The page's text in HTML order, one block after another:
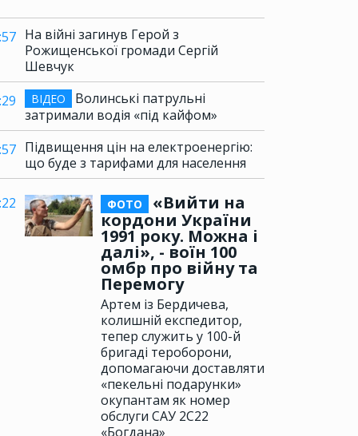
На війні загинув Герой з
Рожищенської громади Сергій
Шевчук
ВІДЕО
Волинські патрульні
затримали водія «під кайфом»
Підвищення цін на електроенергію:
що буде з тарифами для населення
ФОТО
«Вийти на
кордони України
1991 року. Можна і
далі», - воїн 100
омбр про війну та
Перемогу
Артем із Бердичева,
колишній експедитор,
тепер служить у 100-й
бригаді тероборони,
допомагаючи доставляти
«пекельні подарунки»
окупантам як номер
обслуги САУ 2С22
«Богдана»